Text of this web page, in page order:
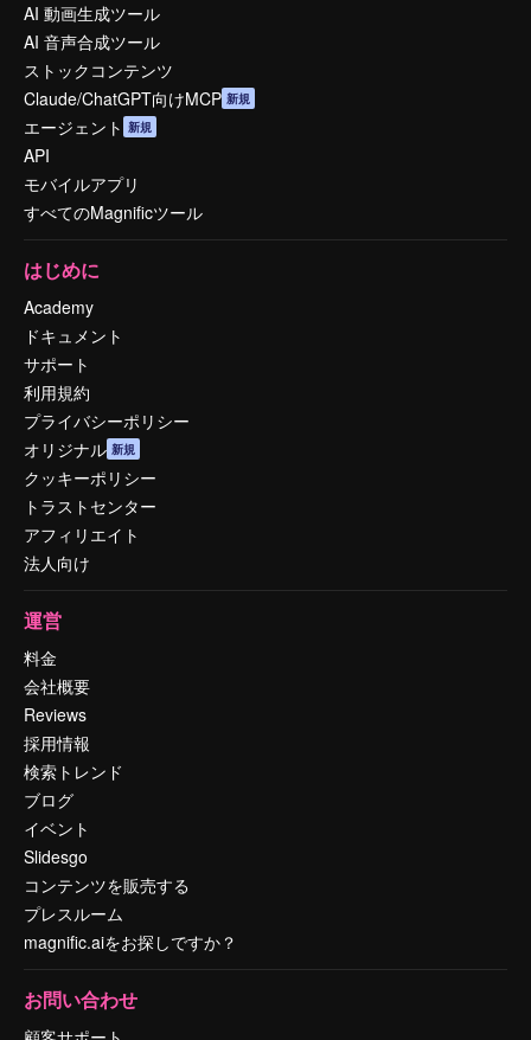
AI 動画生成ツール
AI 音声合成ツール
ストックコンテンツ
Claude/ChatGPT向けMCP 新規
エージェント 新規
API
モバイルアプリ
すべてのMagnificツール
はじめに
Academy
ドキュメント
サポート
利用規約
プライバシーポリシー
オリジナル 新規
クッキーポリシー
トラストセンター
アフィリエイト
法人向け
運営
料金
会社概要
Reviews
採用情報
検索トレンド
ブログ
イベント
Slidesgo
コンテンツを販売する
プレスルーム
magnific.aiをお探しですか？
お問い合わせ